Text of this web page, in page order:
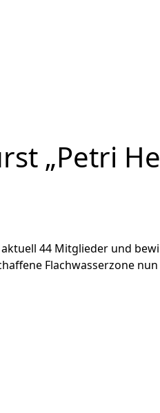
„Petri
44 Mitglieder und
Flachwasserzone